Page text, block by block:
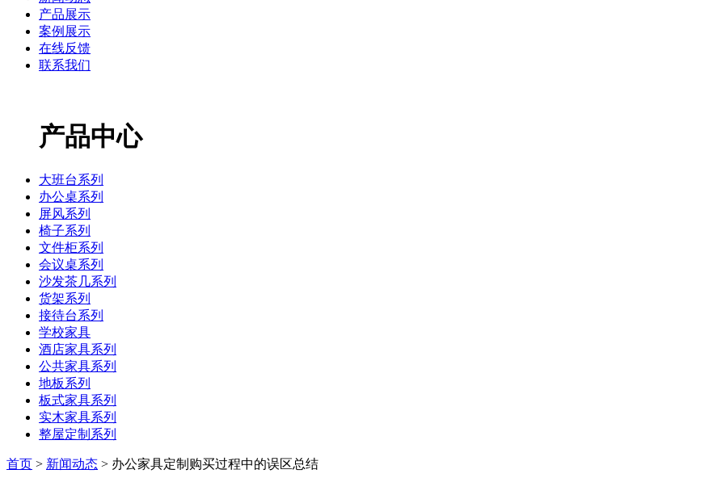
产品展示
案例展示
在线反馈
联系我们
产品中心
大班台系列
办公桌系列
屏风系列
椅子系列
文件柜系列
会议桌系列
沙发茶几系列
货架系列
接待台系列
学校家具
酒店家具系列
公共家具系列
地板系列
板式家具系列
实木家具系列
整屋定制系列
首页 > 新闻动态 > 办公家具定制购买过程中的误区总结